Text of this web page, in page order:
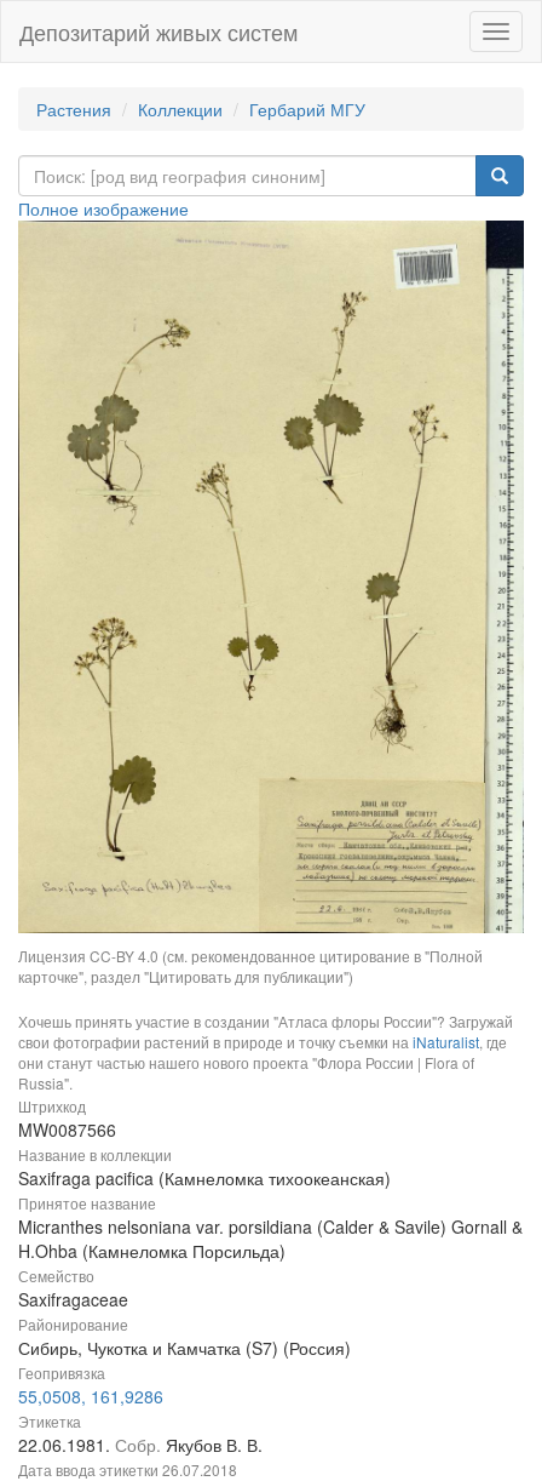
Депозитарий живых систем
Растения Коллекции Гербарий МГУ
Полное изображение
Лицензия CC-BY 4.0 (см. рекомендованное цитирование в "Полной
карточке", раздел "Цитировать для публикации")
Хочешь принять участие в создании "Атласа флоры России"? Загружай
свои фотографии растений в природе и точку съемки на iNaturalist, где
они станут частью нашего нового проекта "Флора России | Flora of
Russia".
Штрихкод
MW0087566
Название в коллекции
Saxifraga pacifica (Камнеломка тихоокеанская)
Принятое название
Micranthes nelsoniana var. porsildiana (Calder & Savile) Gornall &
H.Ohba (Камнеломка Порсильда)
Семейство
Saxifragaceae
Районирование
Сибирь, Чукотка и Камчатка (S7) (Россия)
Геопривязка
55,0508, 161,9286
Этикетка
22.06.1981. Собр. Якубов В. В.
Дата ввода этикетки 26.07.2018